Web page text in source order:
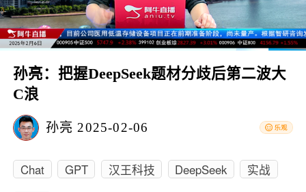
孙亮：把握DeepSeek题材分歧后第二波大
C浪
孙亮 2025-02-06
Chat GPT 汉王科技 DeepSeek
实战